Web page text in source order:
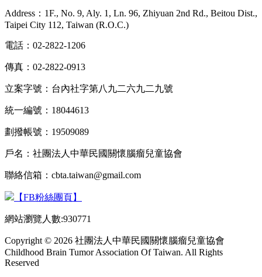
Address：1F., No. 9, Aly. 1, Ln. 96, Zhiyuan 2nd Rd., Beitou Dist.,
Taipei City 112, Taiwan (R.O.C.)
電話：02-2822-1206
傳真：02-2822-0913
立案字號：台內社字第八九二六九二九號
統一編號：18044613
劃撥帳號：19509089
戶名：社團法人中華民國關懷腦瘤兒童協會
聯絡信箱：cbta.taiwan@gmail.com
【FB粉絲團頁】
網站瀏覽人數:930771
Copyright © 2026 社團法人中華民國關懷腦瘤兒童協會
Childhood Brain Tumor Association Of Taiwan. All Rights
Reserved